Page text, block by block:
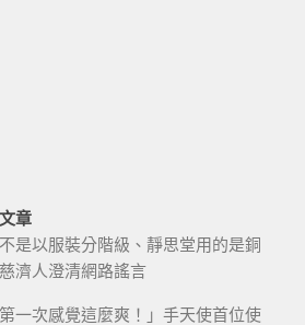
章
是以服裝分階級、靜思堂用的是銅
濟人澄清網路謠言
第一次感覺這麼爽！」手天使首位使